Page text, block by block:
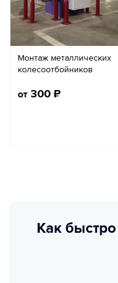
Монтаж металлических
колесоотбойников
от 300 ₽
Как